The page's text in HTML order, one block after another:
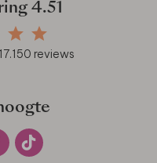
4.51
17.150 reviews